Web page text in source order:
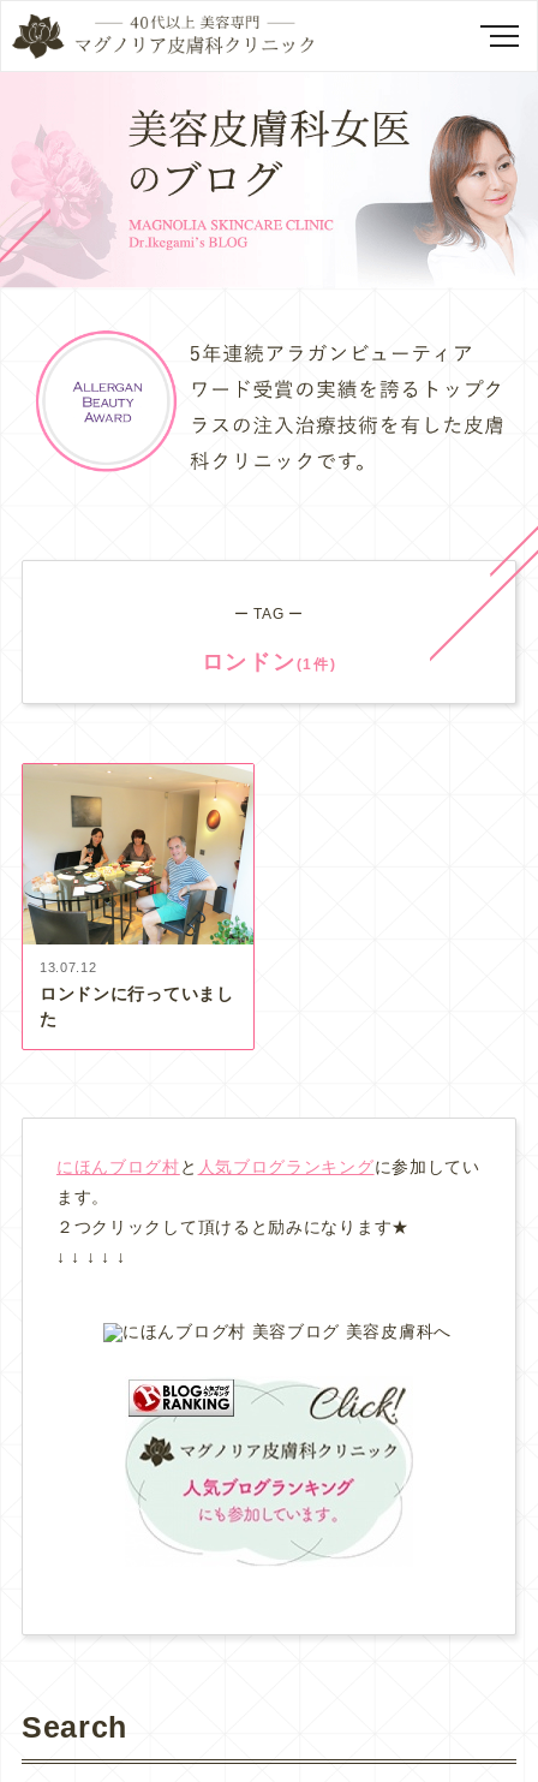
ー TAG ー
ロンドン (1件)
13.07.12
ロンドンに行っていまし
た
にほんブログ村と 人気ブログランキングに参加してい
ます。
２つクリックして頂けると励みになります★
↓ ↓ ↓ ↓ ↓
Search